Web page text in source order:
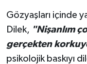
Gözyaşları içinde
Dilek, "Nişanlım
gerçekten
psikolojik baskıyı